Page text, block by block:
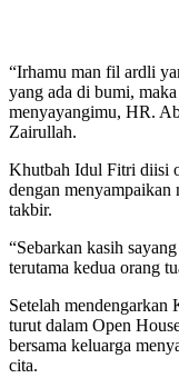
“Irhamu man fil ardli
yang ada di bumi,
menyayangimu, HR.
Zairullah.
Khutbah Idul Fitri diisi
dengan menyampaikan
takbir.
“Sebarkan kasih
terutama kedua orang
Setelah mendengarkan
turut dalam Open
bersama keluarga
cita.